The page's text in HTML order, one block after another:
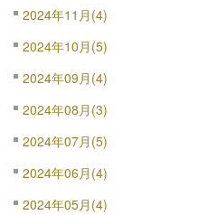
2024年11月(4)
2024年10月(5)
2024年09月(4)
2024年08月(3)
2024年07月(5)
2024年06月(4)
2024年05月(4)